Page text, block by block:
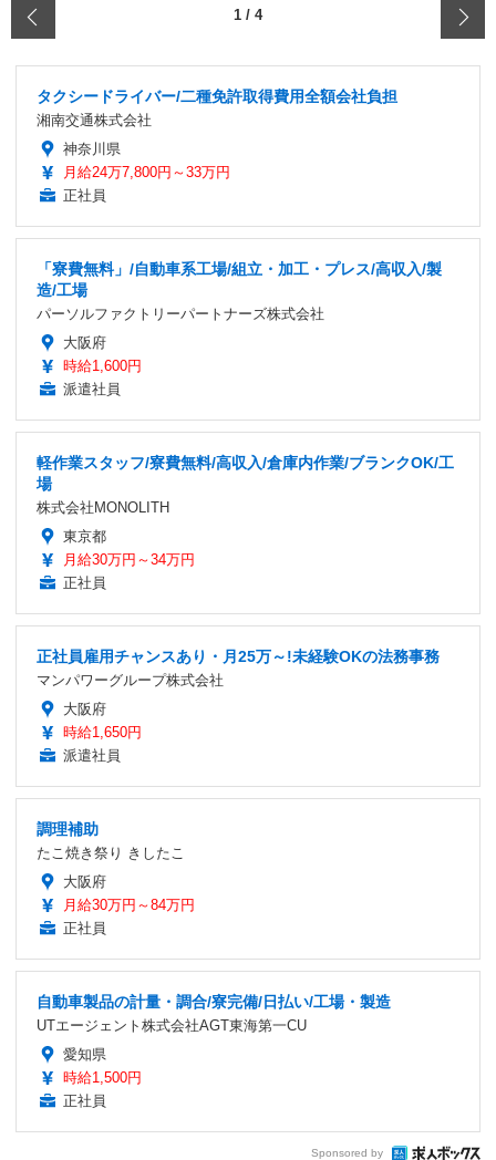
1 / 4
タクシードライバー/二種免許取得費用全額会社負担
湘南交通株式会社
神奈川県
月給24万7,800円～33万円
正社員
「寮費無料」/自動車系工場/組立・加工・プレス/高収入/製
造/工場
パーソルファクトリーパートナーズ株式会社
大阪府
時給1,600円
派遣社員
軽作業スタッフ/寮費無料/高収入/倉庫内作業/ブランクOK/工
場
株式会社MONOLITH
東京都
月給30万円～34万円
正社員
正社員雇用チャンスあり・月25万～!未経験OKの法務事務
マンパワーグループ株式会社
大阪府
時給1,650円
派遣社員
調理補助
たこ焼き祭り きしたこ
大阪府
月給30万円～84万円
正社員
自動車製品の計量・調合/寮完備/日払い/工場・製造
UTエージェント株式会社AGT東海第一CU
愛知県
時給1,500円
正社員
Sponsored by